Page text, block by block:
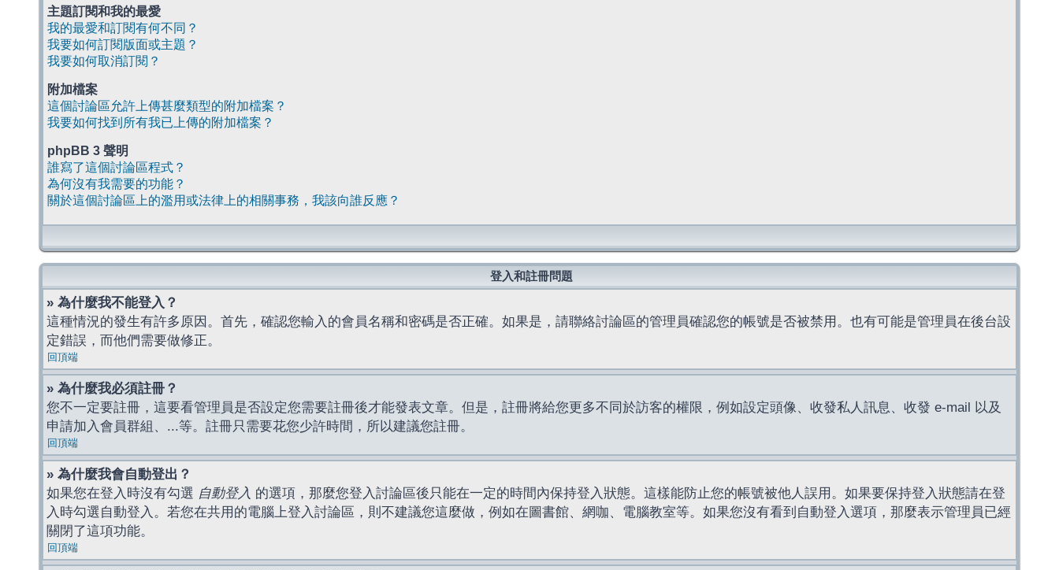
主題訂閱和我的最愛
我的最愛和訂閱有何不同？
我要如何訂閱版面或主題？
我要如何取消訂閱？
附加檔案
這個討論區允許上傳甚麼類型的附加檔案？
我要如何找到所有我已上傳的附加檔案？
phpBB 3 聲明
誰寫了這個討論區程式？
為何沒有我需要的功能？
關於這個討論區上的濫用或法律上的相關事務，我該向誰反應？
登入和註冊問題
» 為什麼我不能登入？
這種情況的發生有許多原因。首先，確認您輸入的會員名稱和密碼是否正確。如果是，請聯絡討論區的管理員確認您的帳號是否被禁用。也有可能是管理員在後台設
定錯誤，而他們需要做修正。
回頂端
» 為什麼我必須註冊？
您不一定要註冊，這要看管理員是否設定您需要註冊後才能發表文章。但是，註冊將給您更多不同於訪客的權限，例如設定頭像、收發私人訊息、收發 e-mail 以及
申請加入會員群組、...等。註冊只需要花您少許時間，所以建議您註冊。
回頂端
» 為什麼我會自動登出？
如果您在登入時沒有勾選 自動登入 的選項，那麼您登入討論區後只能在一定的時間內保持登入狀態。這樣能防止您的帳號被他人誤用。如果要保持登入狀態請在登
入時勾選自動登入。若您在共用的電腦上登入討論區，則不建議您這麼做，例如在圖書館、網咖、電腦教室等。如果您沒有看到自動登入選項，那麼表示管理員已經
關閉了這項功能。
回頂端